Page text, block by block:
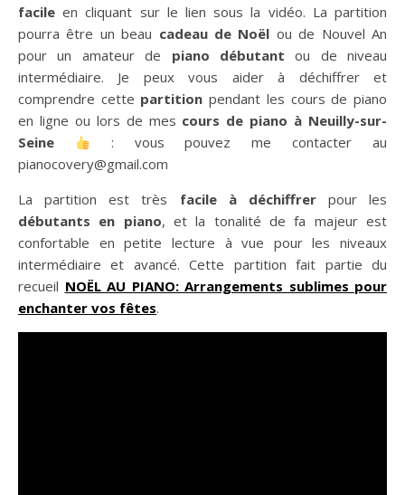
facile en cliquant sur le lien sous la vidéo. La partition
pourra être un beau cadeau de Noël ou de Nouvel An
pour un amateur de piano débutant ou de niveau
intermédiaire. Je peux vous aider à déchiffrer et
comprendre cette partition pendant les cours de piano
en ligne ou lors de mes cours de piano à Neuilly-sur-
Seine
: vous pouvez me contacter au
pianocovery@gmail.com
La partition est très facile à déchiffrerpour les
débutants en piano, et la tonalité de fa majeur est
confortable en petite lecture à vue pour les niveaux
intermédiaire et avancé. Cette partition fait partie du
recueil NOËL AU PIANO: Arrangements sublimes pour
enchanter vos fêtes.